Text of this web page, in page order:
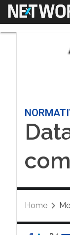
Menu
Home